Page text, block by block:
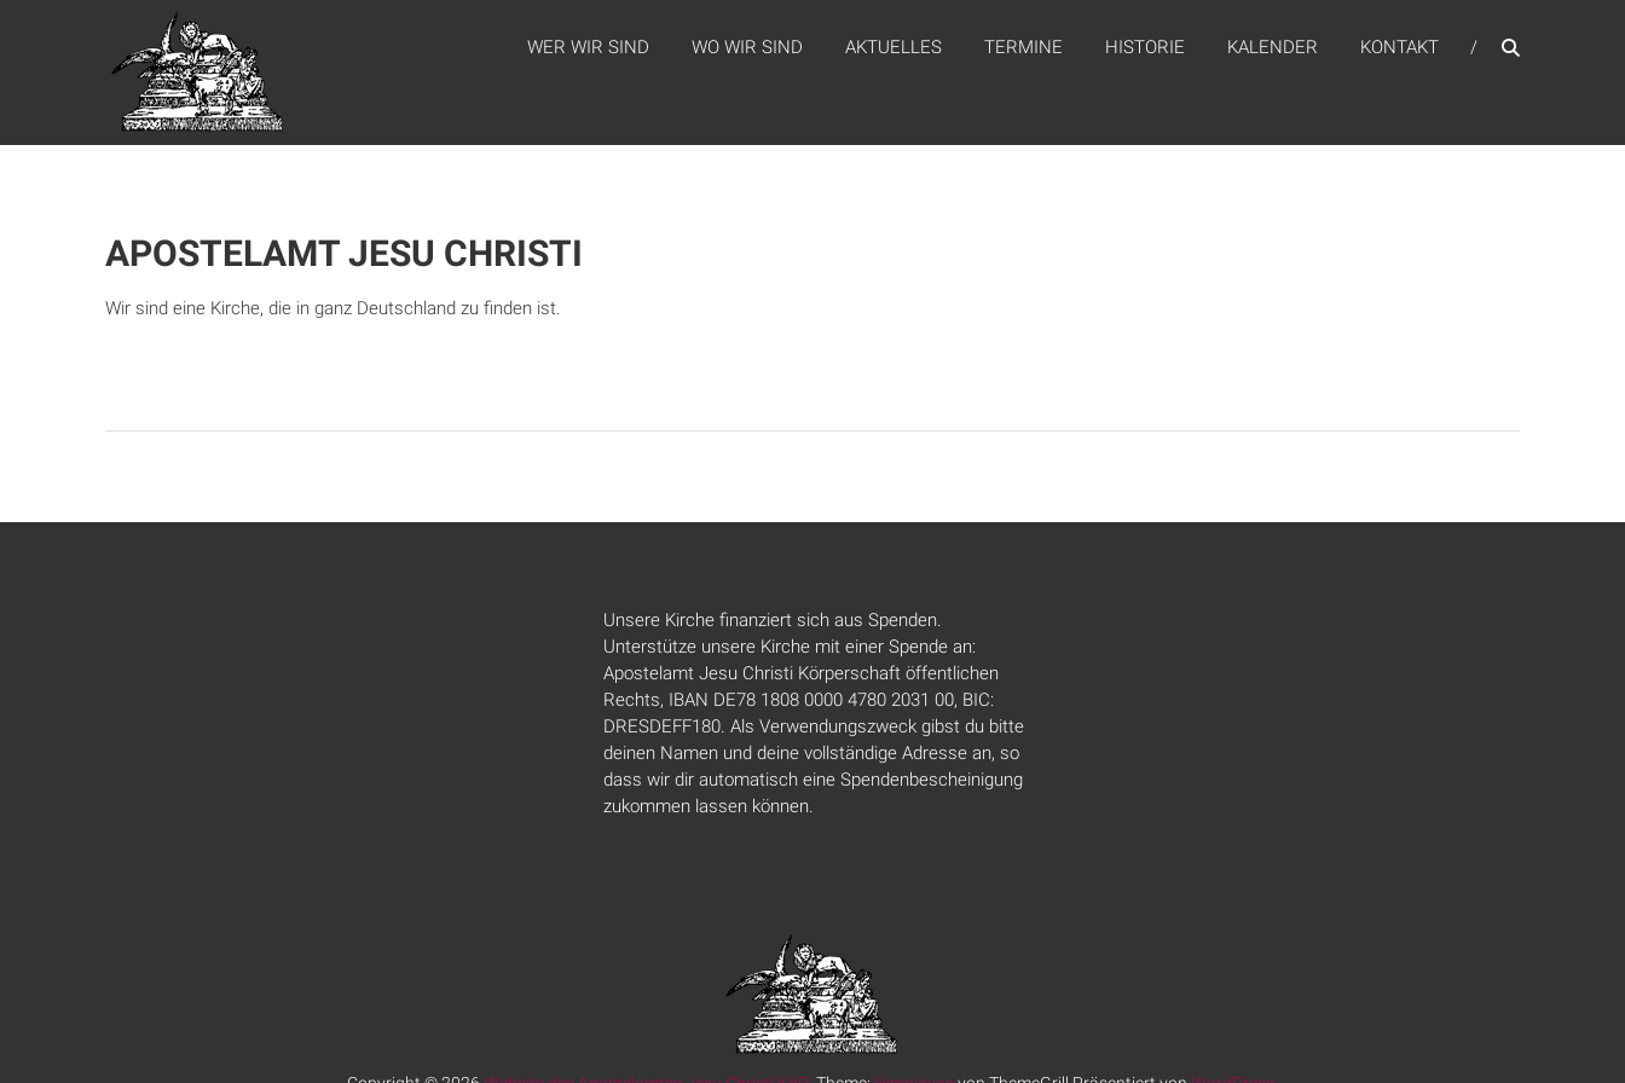
WEBSITE DES
APOSTELAMTES
JESU CHRISTI
KÖR
WER WIR SIND WO WIR SIND AKTUELLES TERMINE HISTORIE KALENDER KONTAKT
APOSTELAMT JESU CHRISTI
Wir sind eine Kirche, die in ganz Deutschland zu finden ist.
Unsere Kirche finanziert sich aus Spenden.
Unterstütze unsere Kirche mit einer Spende an:
Apostelamt Jesu Christi Körperschaft öffentlichen
Rechts, IBAN DE78 1808 0000 4780 2031 00, BIC:
DRESDEFF180. Als Verwendungszweck gibst du bitte
deinen Namen und deine vollständige Adresse an, so
dass wir dir automatisch eine Spendenbescheinigung
zukommen lassen können.